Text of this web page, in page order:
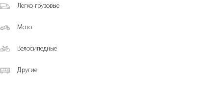
Легко-грузовые
Мото
Велосипедные
Другие